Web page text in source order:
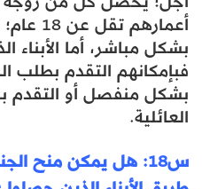
فبإمكانهم التقدم
بشكل منفصل أو التقدم
العائلية.
س18: هل يمكن منح